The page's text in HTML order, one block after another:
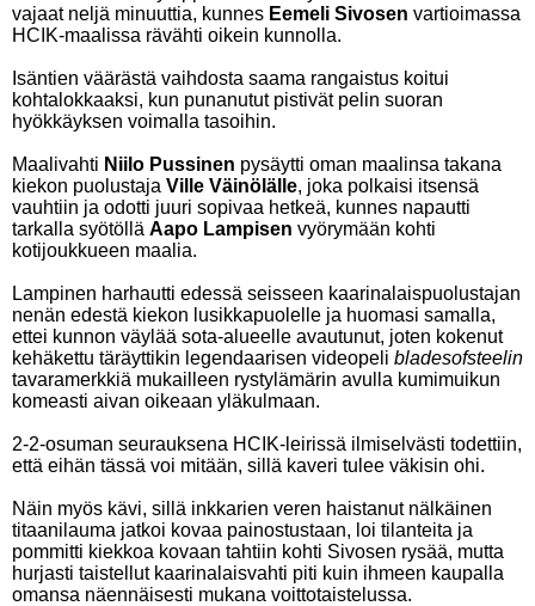
vajaat neljä minuuttia, kunnes Eemeli Sivosen vartioimassa
HCIK-maalissa rävähti oikein kunnolla.
Isäntien väärästä vaihdosta saama rangaistus koitui
kohtalokkaaksi, kun punanutut pistivät pelin suoran
hyökkäyksen voimalla tasoihin.
Maalivahti Niilo Pussinen pysäytti oman maalinsa takana
kiekon puolustaja Ville Väinölälle, joka polkaisi itsensä
vauhtiin ja odotti juuri sopivaa hetkeä, kunnes napautti
tarkalla syötöllä Aapo Lampisen vyörymään kohti
kotijoukkueen maalia.
Lampinen harhautti edessä seisseen kaarinalaispuolustajan
nenän edestä kiekon lusikkapuolelle ja huomasi samalla,
ettei kunnon väylää sota-alueelle avautunut, joten kokenut
kehäkettu täräyttikin legendaarisen videopeli bladesofsteelin
tavaramerkkiä mukailleen rystylämärin avulla kumimuikun
komeasti aivan oikeaan yläkulmaan.
2-2-osuman seurauksena HCIK-leirissä ilmiselvästi todettiin,
että eihän tässä voi mitään, sillä kaveri tulee väkisin ohi.
Näin myös kävi, sillä inkkarien veren haistanut nälkäinen
titaanilauma jatkoi kovaa painostustaan, loi tilanteita ja
pommitti kiekkoa kovaan tahtiin kohti Sivosen rysää, mutta
hurjasti taistellut kaarinalaisvahti piti kuin ihmeen kaupalla
omansa näennäisesti mukana voittotaistelussa.